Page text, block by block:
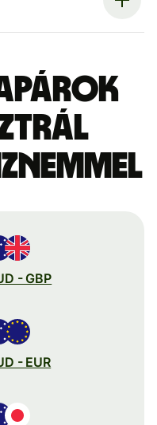
- GBP
- EUR